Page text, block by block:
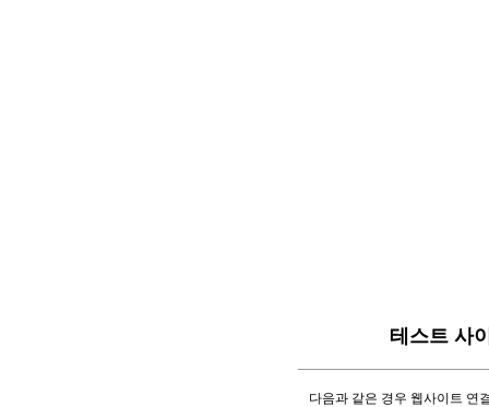
테스트 사
다음과 같은 경우 웹사이트 연